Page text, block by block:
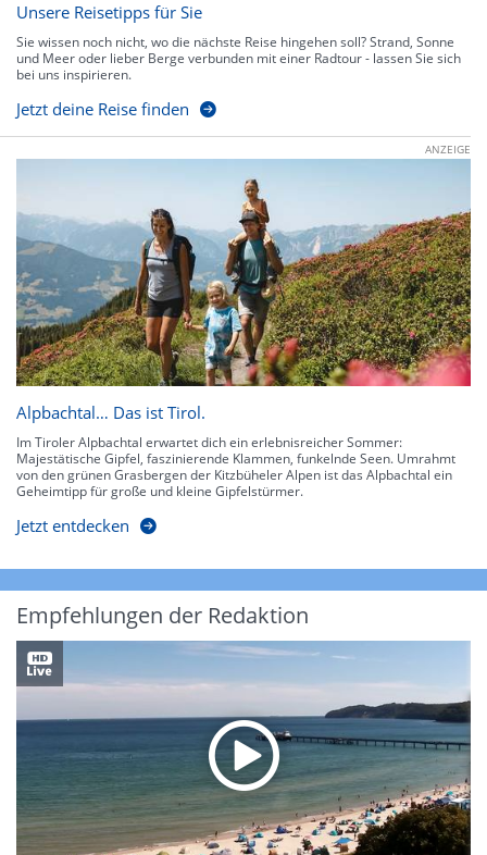
Unsere Reisetipps für Sie
Sie wissen noch nicht, wo die nächste Reise hingehen soll? Strand, Sonne
und Meer oder lieber Berge verbunden mit einer Radtour - lassen Sie sich
bei uns inspirieren.
Jetzt deine Reise finden
ANZEIGE
Alpbachtal… Das ist Tirol.
Im Tiroler Alpbachtal erwartet dich ein erlebnisreicher Sommer:
Majestätische Gipfel, faszinierende Klammen, funkelnde Seen. Umrahmt
von den grünen Grasbergen der Kitzbüheler Alpen ist das Alpbachtal ein
Geheimtipp für große und kleine Gipfelstürmer.
Jetzt entdecken
Empfehlungen der Redaktion